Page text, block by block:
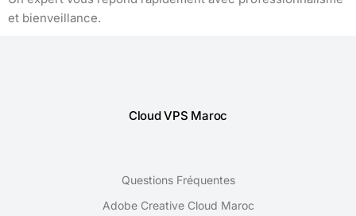
et bienveillance.
Cloud VPS Maroc
Questions Fréquentes
Adobe Creative Cloud Maroc